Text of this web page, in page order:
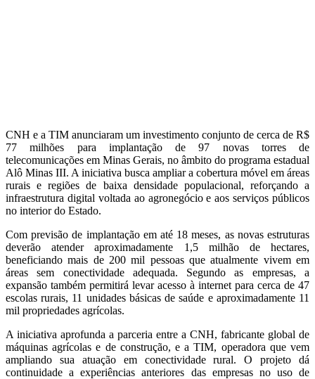
CNH e a TIM anunciaram um investimento conjunto de cerca de R$
77 milhões para implantação de 97 novas torres de
telecomunicações em Minas Gerais, no âmbito do programa estadual
Alô Minas III. A iniciativa busca ampliar a cobertura móvel em áreas
rurais e regiões de baixa densidade populacional, reforçando a
infraestrutura digital voltada ao agronegócio e aos serviços públicos
no interior do Estado.
Com previsão de implantação em até 18 meses, as novas estruturas
deverão atender aproximadamente 1,5 milhão de hectares,
beneficiando mais de 200 mil pessoas que atualmente vivem em
áreas sem conectividade adequada. Segundo as empresas, a
expansão também permitirá levar acesso à internet para cerca de 47
escolas rurais, 11 unidades básicas de saúde e aproximadamente 11
mil propriedades agrícolas.
A iniciativa aprofunda a parceria entre a CNH, fabricante global de
máquinas agrícolas e de construção, e a TIM, operadora que vem
ampliando sua atuação em conectividade rural. O projeto dá
continuidade a experiências anteriores das empresas no uso de